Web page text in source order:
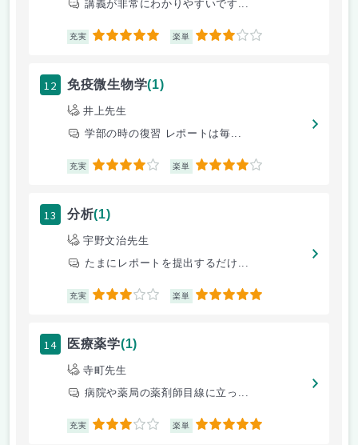
講義が非常にわかりやすいです...
充実 5 楽単 3
12 免疫微生物学(1)
井上先生
学部の時の復習 レポートは毎...
充実 4 楽単 4
13 分析(1)
宇野文治先生
たまにレポートを提出するだけ...
充実 3 楽単 5
14 医療薬学(1)
寺町先生
病院や薬局の薬剤師目線に立っ...
充実 3 楽単 5